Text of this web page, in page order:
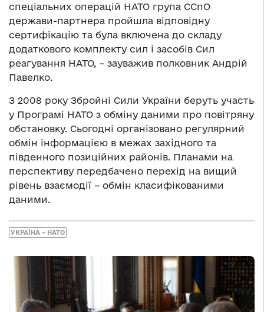
спеціальних операцій НАТО група ССпО
держави-партнера пройшла відповідну
сертифікацію та була включена до складу
додаткового комплекту сил і засобів Сил
реагування НАТО, – зауважив полковник Андрій
Павелко.
З 2008 року Збройні Сили України беруть участь
у Програмі НАТО з обміну даними про повітряну
обстановку. Сьогодні організовано регулярний
обмін інформацією в межах західного та
південного позиційних районів. Планами на
перспективу передбачено перехід на вищий
рівень взаємодії – обмін класифікованими
даними.
УКРАЇНА – НАТО